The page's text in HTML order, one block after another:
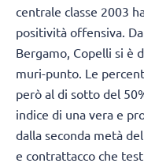
centrale classe 2003
positività offensiva.
Bergamo, Copelli si è
muri-punto. Le
però al di sotto del
indice di una vera e
dalla seconda metà
e contrattacco che